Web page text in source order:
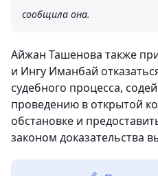
сообщила она.
Айжан Ташенова также
и Ингу Иманбай
судебного процесса,
проведению в открытой
обстановке и
законом доказательства